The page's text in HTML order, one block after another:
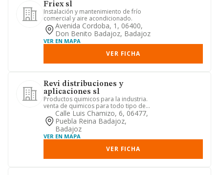
Friex sl
Instalación y mantenimiento de frío
comercial y aire acondicionado.
Avenida Cordoba, 1, 06400,
Don Benito Badajoz, Badajoz
VER EN MAPA
VER FICHA
Revi distribuciones y
aplicaciones sl
Productos quimicos para la industria.
venta de quimicos para todo tipo de
usos. transporte de merca...
Calle Luis Chamizo, 6, 06477,
Puebla Reina Badajoz,
Badajoz
VER EN MAPA
VER FICHA